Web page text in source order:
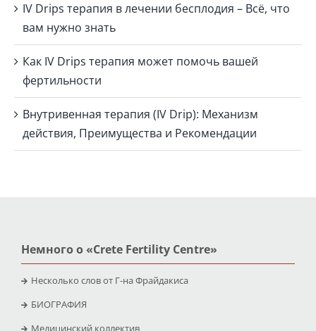
IV Drips терапия в лечении бесплодия – Всё, что
вам нужно знать
Как IV Drips терапия может помочь вашей
фертильности
Внутривенная терапия (IV Drip): Механизм
действия, Преимущества и Рекомендации
Немного о «Crete Fertility Centre»
Несколько слов от Г-на Фрайдакиса
БИОГРАФИЯ
Медицинский коллектив